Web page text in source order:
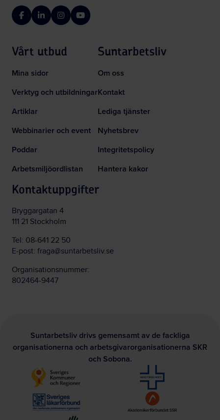
FacebookLinkedInInstagramYouTube
Vårt utbud
Mina sidor
Verktyg och utbildningar
Artiklar
Webbinarier och event
Poddar
Arbetsmiljöordlistan
Suntarbetsliv
Om oss
Kontakt
Lediga tjänster
Nyhetsbrev
Integritetspolicy
Hantera kakor
Kontaktuppgifter
Bryggargatan 4
111 21 Stockholm
Tel: 08-641 22 50
E-post: fraga@suntarbetsliv.se
Organisationsnummer:
802464-9447
Suntarbetsliv drivs gemensamt av de fackliga
organisationerna och arbetsgivarorganisationerna SKR
och Sobona.